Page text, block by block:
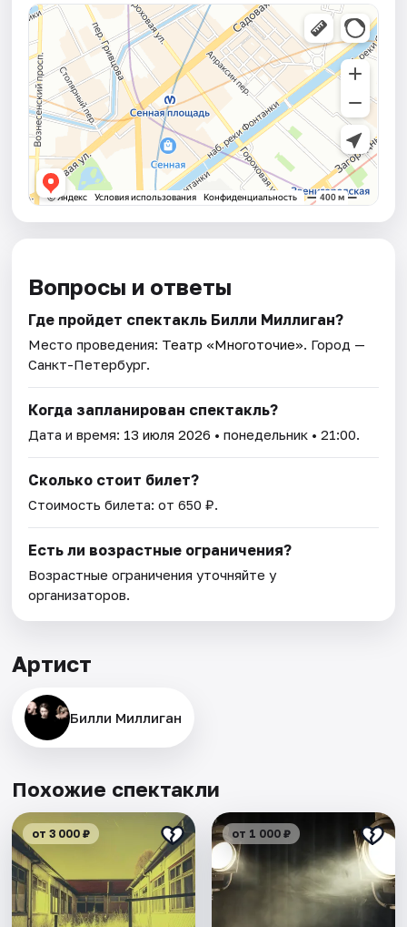
Вопросы и ответы
Где пройдет спектакль Билли Миллиган?
Место проведения: Театр «Многоточие». Город —
Санкт-Петербург.
Когда запланирован спектакль?
Дата и время: 13 июля 2026 • понедельник • 21:00.
Сколько стоит билет?
Стоимость билета: от 650 ₽.
Есть ли возрастные ограничения?
Возрастные ограничения уточняйте у
организаторов.
Артист
Билли Миллиган
Похожие спектакли
от 3 000 ₽ от 1 000 ₽